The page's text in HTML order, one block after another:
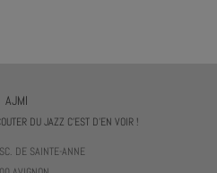
AJMI
DU JAZZ C'EST D'EN VOIR !
DE SAINTE-ANNE